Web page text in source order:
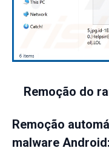
Remoção do
Remoção
malware Android: